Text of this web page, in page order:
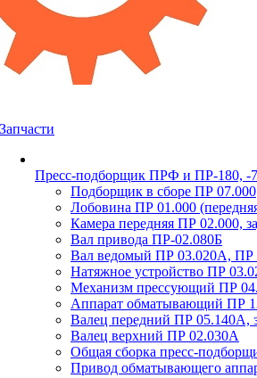
Запчасти
Пресс-подборщик ПРФ и ПР-180, -
Подборщик в сборе ПР 07.000
Лобовина ПР 01.000
Камера передняя ПР 02.000,
Вал привода ПР-02.080Б
Вал ведомый ПР 03.020А, ПР
Натяжное устройство ПР
Механизм прессующий ПР
Аппарат обматывающий ПР
Валец передний ПР 05.140A,
Валец верхний ПР 02.030A
Общая сборка пресс-
Привод обматывающего